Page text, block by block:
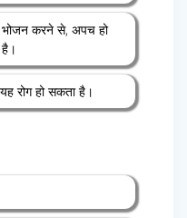
करने से, अपच हो
रोग हो सकता है।